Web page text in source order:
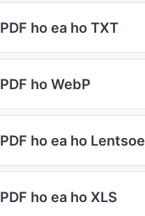
PDF ho ea ho TXT
PDF ho WebP
PDF ho ea ho Lentsoe
PDF ho ea ho XLS